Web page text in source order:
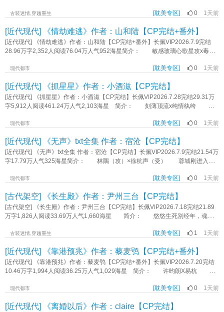
后，薄引鹤百密一疏，还是没有看住池漪。 * 重生后，池漪得到系统，充
分把握主动权。 他先告诉池家“我不陪你们玩了”，拍拍屁股走人。 然后告
诉薄引鹤，“我是假少爷，你找真少爷联姻去吧。” 池漪想，自己真是太体贴
了。 他带着两瓶最贵的酒离开池家，准备找个舒服的地方喝完酒，躺平等
死。 还没等池漪睡着，池家二哥就破门而入，大哥带着一队医生冲到池漪旁
边，池父一边报警一边让池漪别睡。 薄引鹤眉头紧皱，看着这位刚和自己结
婚就闹着要离家出走的小少爷。 在这一天，池漪的家人发现，家里千娇百宠
长大的最小的孩子，不仅身体各项数值显著低于健康值，心理评估结果飙红，身
上还有不知何时出现的自伤痕迹。 池家人天都塌了。 * 薄引鹤抱过小
时候的池漪。 那时池漪才四五岁，安静乖巧，见人就笑。 池父对这个失
而复得的孩子宝贝得要命，真是捧在掌心怕化了。 薄引鹤没想到，十几年
后，这个孩子会成为他的小妻子。 更没想到，这个孩子有一天会支离破碎，
酗酒度日。 薄引鹤想，既然池家人照顾不好池漪，那就由他来看顾。 薄
引鹤事事都纵容池漪，只有一点。 “你可以不乖，也可以胡闹，但必须在我视
线范围内。” 父亲，兄长，老师，爱人。 池漪所有缺失的部分，薄引鹤都
可以弥补。 #假少爷的花语是手慢无# 受的职业是调酒师 开局受18
岁，攻33岁，年龄差15岁 1v1，双洁 - 内容标签：豪门世家 情有独钟
重生 系统 救赎 真假少爷 搜索关键字：主角：池漪，薄引鹤 一句话简
后》作者：松照临
强强互攻HE正剧白月光年龄差《崖松》作者：剖白
量，售完即止，西域客本人不对外出售。 孔雀明王裴翎先生为本店特约食
理阴影。 再注：裴先生与本店片鸭师傅之间的恩怨情仇，与本店经营无
关。 再再注：不许在店里打架。说的就是你们俩。 裴翎是一个熟练的骗
子。 他想不通，为什么骗术在裴云逸身上从来不奏效。 裴云逸是一个差
手。 赛级白男犟种攻x风流多情美人受 师徒年下，双初恋，古风公路文，
博古风情天恨海，欢迎入股 标签：HE年下强强武侠权谋破镜重圆覆水难收轻
喜剧剧情《师父刀我的那一夜》作者：玉山枕头
古装迷情,穿越重生 [耽美专区] 0 1天前
[近代现代] 《情劫难逃》作者：山和陆【CP完结+番外】
[近代现代] 《情劫难逃》作者：山和陆【CP完结+番外】长佩VIP2026.7.9完结
28.96万字2,352人阅读76.04万人气952海星简介： 敏感玻璃心歌星攻x毒舌
气潮热，他穿着厚重的玩偶服，几欲晕倒。 傍晚，林云舟捏着赚到的100块
屏突然亮起。 聚光灯下，一个西装革履的青年站在花瓣和蛋糕的中央，优雅
地弹着钢琴，世界仿佛变成了一个巨大的城堡，而他是唯一的主角。 视频最
后留下一行字：“祝乔青西18岁生日快乐。” 林云舟一无所有，但还是在心底
友。 再次见面时，林云舟早就淡忘了那张脸。 “你为什么要投资我的电
舟的电影作业看了上百次。 乔青西爱哭，林云舟爱哄。 最爱彼此的那
年，乔青西放弃了音乐，林云舟放弃了电影。 一个是坠落神坛的歌星，一个
是大器难成的导演。 暂时放弃了梦想，爱却依然走得曲折。 久别重逢
书。” …… “乔青西，等这部电影拍完，你可以把我关在家里，我哪也不去
包攻成熟受搞笑甜宠《情劫难逃》作者：山和陆
现代都市 [耽美专区] 0 1天前
[近代现代] 《抓星星》作者：小酒滋【CP完结】
[近代现代] 《抓星星》作者：小酒滋【CP完结】长佩VIP2026.7.28完结29.31万
字5,912人阅读461.24万人气2,103海星 简介： 刻薄顶流x纯情纨绔 钟
友，希望对方拯救自己濒死的度假村项目。 时隔三年再见，对方早已褪去当
一个无理的要求——“可以，前提是你先跪下给我当狗。” 钟庭安二话不说，说
跪就跪。 跪下之后，还很认真地叫了两声——“汪汪”。 当年的事，他的确
对厉之珩问心有愧。 - 四年前，钟庭安误以为好兄弟的恋情被人插足，于
得盘正条顺，就是脾气不好。 钟庭安为了接近他，不仅缠着对方给自己上表
钟庭安却总觉得有哪里不太对劲。 直到某一天，他被人压在排练室里
亲...... *娱乐圈私设较多，请勿代入真人 标签：直掰弯没头脑和不高兴始
于误会的恋爱1V1过程错结果对《抓星星》作者：小酒滋
现代都市 [耽美专区] 0 1天前
[近代现代] 《无声》txt全集 作者：宿沧【CP完结】
[近代现代] 《无声》txt全集 作者：宿沧【CP完结】长佩VIP2026.7.9完结21.54万
字17.79万人气325海星简介： 林隅（攻）×徐杭声（受） 蓉城刚进入秋
释手，对正儿八经的食物却挑三拣四。 那是我第一次见一个人口中的不挑食
里从此多了个养肥小哑巴室友的目标…… 表里不一无赖攻×清冷敏感哑巴
受 小哑巴男友养成计划ing 封面致谢：阿羊yang（red book） 提
示： 第一本书，不完美的地方多多指教。 受不是先天哑巴，心理原因导
考虑主线不是这个，会适当减少篇幅。 标签：甜宠HE双向奔赴剧情《无声》
现代都市 [耽美专区] 0 1天前
[古代架空] 《长生殿》作者：尹州三台【CP完结】
[古代架空] 《长生殿》作者：尹州三台【CP完结】长佩VIP2026.7.18完结21.89
万字1,826人阅读33.69万人气1,660海星 简介： 悠悠生死别经年，魂魄
州三台
古装迷情,穿越重生 [耽美专区] 1 1天前
[近代现代] 《靠港预兆》作者：藜麦鸮【CP完结+番外】
[近代现代] 《靠港预兆》作者：藜麦鸮【CP完结+番外】长佩VIP2026.7.20完结
10.46万字1,994人阅读36.25万人气1,029海星 简介： 许昀朗X易杭 腹
年上 想辞职但还辞不掉的时候，易杭觉得自己既然还为人师表，逼婚这种不
下， 拒绝不了眼前这间完全按照当年自己亲手画下的设计图装修的房
现代都市 [耽美专区] 0 1天前
[近代现代] 《离婚以后》作者：claire【CP完结】